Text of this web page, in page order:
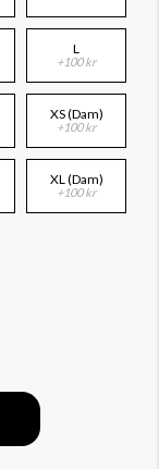
L
+100 kr
XS (Dam)
+100 kr
XL (Dam)
+100 kr